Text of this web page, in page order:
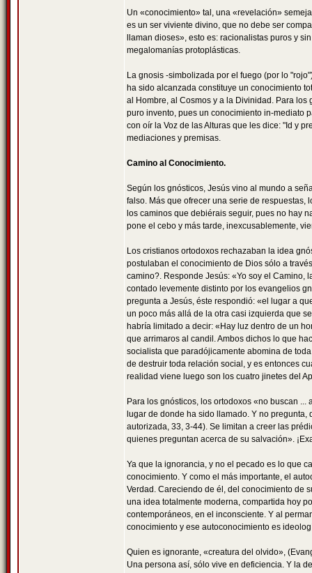
Un «conocimiento» tal, una «revelación»
es un ser viviente divino, que no debe ser
llaman dioses», esto es: racionalistas puros y
megalomanías protoplásticas.
La gnosis -simbolizada por el fuego (por lo
ha sido alcanzada constituye un conocimiento
al Hombre, al Cosmos y a la Divinidad. Para
puro invento, pues un conocimiento in-mediato
con oír la Voz de las Alturas que les dice: "Id y
mediaciones y premisas.
Camino al Conocimiento.
Según los gnósticos, Jesús vino al mundo a
falso. Más que ofrecer una serie de
los caminos que debiérais seguir, pues no hay
pone el cebo y más tarde, inexcusablemente,
Los cristianos ortodoxos rechazaban la idea
postulaban el conocimiento de Dios sólo a
camino?. Responde Jesús: «Yo soy el Camino,
contado levemente distinto por los evangelios
pregunta a Jesús, éste respondió: «el lugar a
un poco más allá de la otra casi izquierda que
habría limitado a decir: «Hay luz dentro de un
que arrimaros al candil. Ambos dichos lo que
socialista que paradójicamente abomina de
de destruir toda relación social, y es entonces
realidad viene luego son los cuatro jinetes del
Para los gnósticos, los ortodoxos «no buscan
lugar de donde ha sido llamado. Y no
autorizada, 33, 3-44). Se limitan a creer las
quienes preguntan acerca de su salvación».
Ya que la ignorancia, y no el pecado es lo que
conocimiento. Y como el más importante, el
Verdad. Careciendo de él, del conocimiento de
una idea totalmente moderna, compartida hoy
contemporáneos, en el inconsciente. Y al
conocimiento y ese autoconocimiento es
Quien es ignorante, «creatura del olvido»,
Una persona así, sólo vive en deficiencia. Y la